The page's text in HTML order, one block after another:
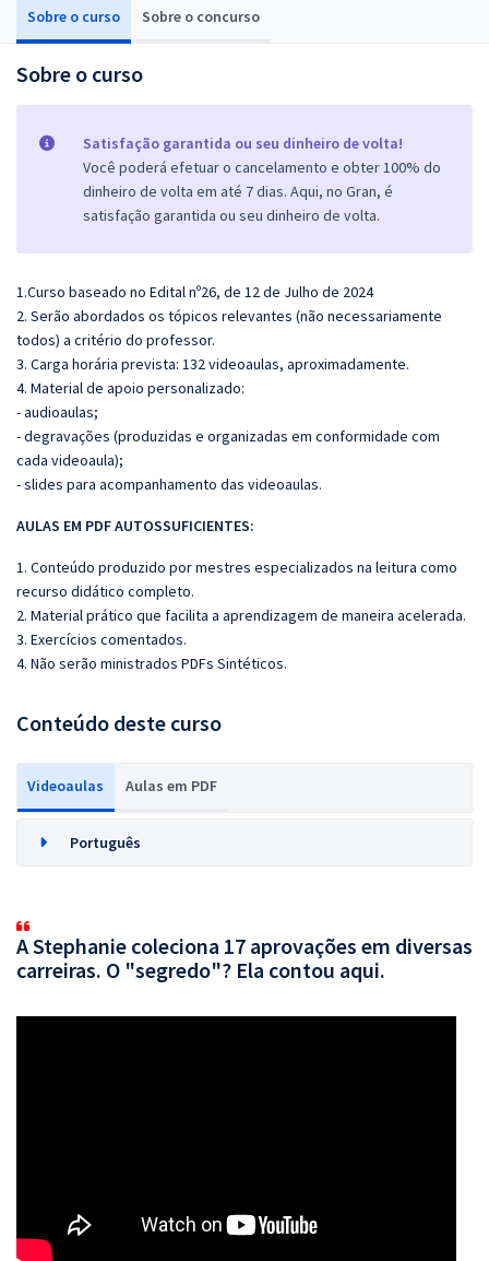
Sobre o curso Sobre o concurso
Sobre o curso
Satisfação garantida ou seu dinheiro de volta!
Você poderá efetuar o cancelamento e obter 100% do
dinheiro de volta em até 7 dias. Aqui, no Gran, é
satisfação garantida ou seu dinheiro de volta.
1.Curso baseado no Edital nº26, de 12 de Julho de 2024
2. Serão abordados os tópicos relevantes (não necessariamente
todos) a critério do professor.
3. Carga horária prevista: 132 videoaulas, aproximadamente.
4. Material de apoio personalizado:
- audioaulas;
- degravações (produzidas e organizadas em conformidade com
cada videoaula);
- slides para acompanhamento das videoaulas.
AULAS EM PDF AUTOSSUFICIENTES:
1. Conteúdo produzido por mestres especializados na leitura como
recurso didático completo.
2. Material prático que facilita a aprendizagem de maneira acelerada.
3. Exercícios comentados.
4. Não serão ministrados PDFs Sintéticos.
Conteúdo deste curso
Videoaulas Aulas em PDF
Português
A Stephanie coleciona 17 aprovações em diversas
carreiras. O "segredo"? Ela contou aqui.